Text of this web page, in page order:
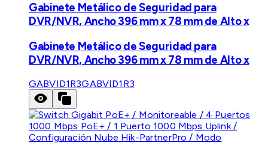
Gabinete Metálico de Seguridad para
DVR/NVR, Ancho 396 mm x 78 mm de Alto x
Gabinete Metálico de Seguridad para
DVR/NVR, Ancho 396 mm x 78 mm de Alto x
GABVID1R3GABVID1R3